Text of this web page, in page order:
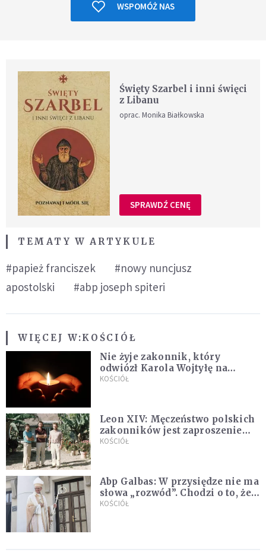
WSPOMÓŻ NAS
Święty Szarbel i inni święci
z Libanu
oprac. Monika Białkowska
SPRAWDŹ CENĘ
TEMATY W ARTYKULE
#papież franciszek
#nowy nuncjusz
apostolski
#abp joseph spiteri
WIĘCEJ W:KOŚCIÓŁ
Nie żyje zakonnik, który
odwiózł Karola Wojtyłę na
konklawe. Jan Paweł II nazywał
KOŚCIÓŁ
Leon XIV: Męczeństwo polskich
zakonników jest zaproszeniem
do jedności i misji całego
KOŚCIÓŁ
Abp Galbas: W przysiędze nie ma
słowa „rozwód”. Chodzi o to, że
„cię nie opuszczę”
KOŚCIÓŁ